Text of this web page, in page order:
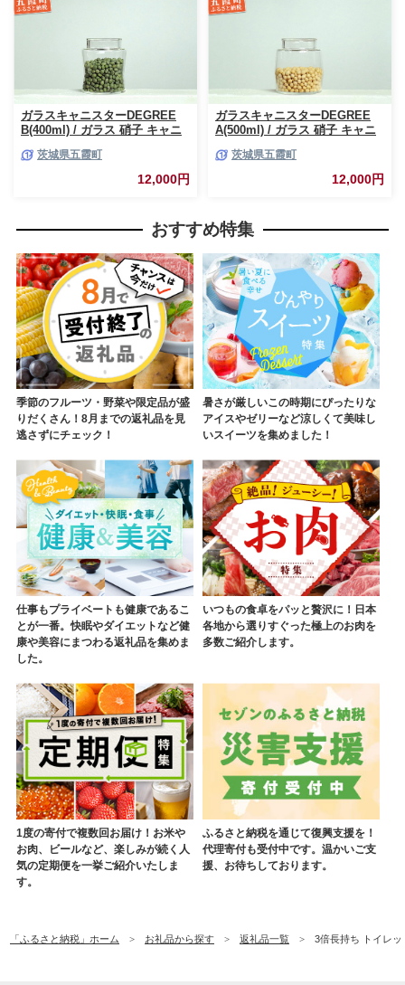
ガラスキャニスターDEGREE
B(400ml) / ガラス 硝子 キャニ
耐熱 一生もの 職人 こだわり
JIDA デザインミュージアムセ
レクション 茨城県 五霞町
茨城県五霞町
12,000円
ガラスキャニスターDEGREE
A(500ml) / ガラス 硝子 キャニ
耐熱 一生もの 職人 こだわり
JIDA デザインミュージアムセ
レクション 茨城県 五霞町
茨城県五霞町
12,000円
おすすめ特集
季節のフルーツ・野菜や限定品が盛
りだくさん！8月までの返礼品を見
逃さずにチェック！
暑さが厳しいこの時期にぴったりな
アイスやゼリーなど涼しくて美味し
いスイーツを集めました！
仕事もプライベートも健康であるこ
とが一番。快眠やダイエットなど健
康や美容にまつわる返礼品を集めま
した。
いつもの食卓をパッと贅沢に！日本
各地から選りすぐった極上のお肉を
多数ご紹介します。
1度の寄付で複数回お届け！お米や
お肉、ビールなど、楽しみが続く人
気の定期便を一挙ご紹介いたしま
す。
ふるさと納税を通じて復興支援を！
代理寄付も受付中です。温かいご支
援、お待ちしております。
「ふるさと納税」ホーム お礼品から探す 返礼品一覧 3倍長持ち トイレ